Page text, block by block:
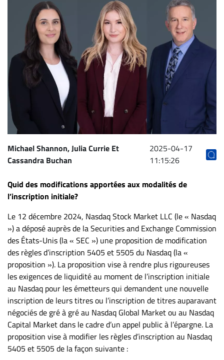
Conseillers
Juridiques
Campus
Carrière
Archives
CARRIÈRE
EMPLOIS
AVOCATS
ET
Offres
d'emploi
Formation
Continue
Métiers
Scoop?
CABINETS
ET
ENTREPRISES
Espace
entreprises
Page
Michael Shannon, Julia Currie Et
Cassandra Buchan
2025-04-17
11:15:26
Quid des modifications apportées aux modalités de
l’inscription initiale?
Le 12 décembre 2024, Nasdaq Stock Market LLC (le « Nasdaq
») a déposé auprès de la Securities and Exchange Commission
des États-Unis (la « SEC ») une proposition de modification
des règles d’inscription 5405 et 5505 du Nasdaq (la «
proposition »). La proposition vise à rendre plus rigoureuses
les exigences de liquidité au moment de l’inscription initiale
au Nasdaq pour les émetteurs qui demandent une nouvelle
inscription de leurs titres ou l’inscription de titres auparavant
négociés de gré à gré au Nasdaq Global Market ou au Nasdaq
Capital Market dans le cadre d’un appel public à l’épargne. La
proposition vise à modifier les règles d’inscription au Nasdaq
5405 et 5505 de la façon suivante :